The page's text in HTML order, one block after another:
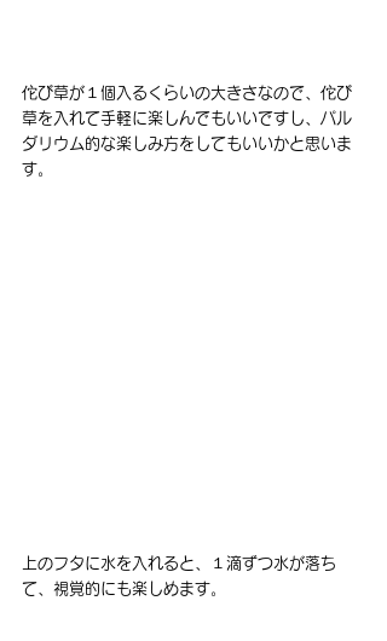
佗び草が１個入るくらいの大きさなので、佗び
草を入れて手軽に楽しんでもいいですし、パル
ダリウム的な楽しみ方をしてもいいかと思いま
す。
上のフタに水を入れると、１滴ずつ水が落ち
て、視覚的にも楽しめます。